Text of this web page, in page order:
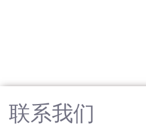
联系我们